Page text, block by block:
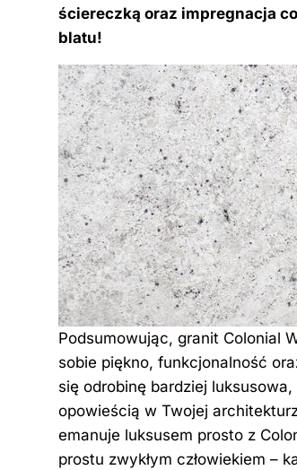
ściereczką oraz impregnacja
blatu!
Podsumowując, granit Colonial
sobie piękno, funkcjonalność
się odrobinę bardziej
opowieścią w Twojej
emanuje luksusem prosto z
prostu zwykłym człowiekiem –